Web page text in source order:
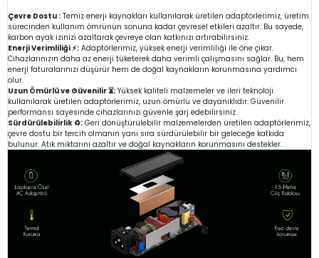
Çevre Dostu : Temiz enerji kaynakları kullanılarak üretilen adaptörlerimiz, üretim
sürecinden kullanım ömrünün sonuna kadar çevresel etkileri azaltır. Bu sayede,
karbon ayak izinizi azaltarak çevreye olan katkınızı artırabilirsiniz.
Enerji Verimliliği ⚡: Adaptörlerimiz, yüksek enerji verimliliği ile öne çıkar.
Cihazlarınızın daha az enerji tüketerek daha verimli çalışmasını sağlar. Bu, hem
enerji faturalarınızı düşürür hem de doğal kaynakların korunmasına yardımcı
olur.
Uzun Ömürlü ve Güvenilir ⏳: Yüksek kaliteli malzemeler ve ileri teknoloji
kullanılarak üretilen adaptörlerimiz, uzun ömürlü ve dayanıklıdır. Güvenilir
performansı sayesinde cihazlarınızı güvenle şarj edebilirsiniz.
Sürdürülebilirlik ♻️: Geri dönüştürülebilir malzemelerden üretilen adaptörlerimiz,
çevre dostu bir tercih olmanın yanı sıra sürdürülebilir bir geleceğe katkıda
bulunur. Atık miktarını azaltır ve doğal kaynakların korunmasını destekler.